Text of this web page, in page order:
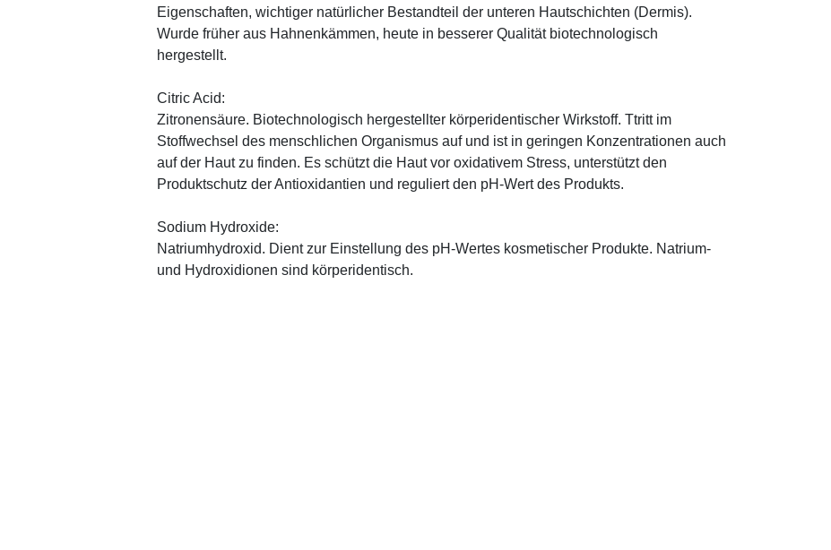
Eigenschaften, wichtiger natürlicher Bestandteil der unteren Hautschichten (Dermis).
Wurde früher aus Hahnenkämmen, heute in besserer Qualität biotechnologisch
hergestellt.
Citric Acid:
Zitronensäure. Biotechnologisch hergestellter körperidentischer Wirkstoff. Ttritt im
Stoffwechsel des menschlichen Organismus auf und ist in geringen Konzentrationen auch
auf der Haut zu finden. Es schützt die Haut vor oxidativem Stress, unterstützt den
Produktschutz der Antioxidantien und reguliert den pH-Wert des Produkts.
Sodium Hydroxide:
Natriumhydroxid. Dient zur Einstellung des pH-Wertes kosmetischer Produkte. Natrium-
und Hydroxidionen sind körperidentisch.